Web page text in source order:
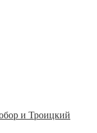
и Троицкий